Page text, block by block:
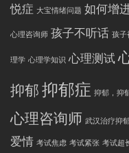
悦症 大宝情绪问题 如何增
心理咨询师 孩子不听话 孩子
理学 心理学知识 心理测试
抑郁抑郁症 抑郁，抑
心理咨询师 武汉治疗抑
爱情 考试焦虑 考试紧张 考试超